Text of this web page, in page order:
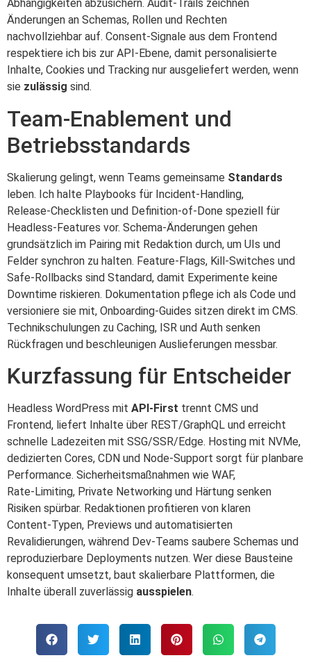
Abhängigkeiten abzusichern. Audit‑Trails zeichnen
Änderungen an Schemas, Rollen und Rechten
nachvollziehbar auf. Consent‑Signale aus dem Frontend
respektiere ich bis zur API‑Ebene, damit personalisierte
Inhalte, Cookies und Tracking nur ausgeliefert werden, wenn
sie zulässig sind.
Team‑Enablement und
Betriebsstandards
Skalierung gelingt, wenn Teams gemeinsame Standards
leben. Ich halte Playbooks für Incident‑Handling,
Release‑Checklisten und Definition‑of‑Done speziell für
Headless‑Features vor. Schema‑Änderungen gehen
grundsätzlich im Pairing mit Redaktion durch, um UIs und
Felder synchron zu halten. Feature‑Flags, Kill‑Switches und
Safe‑Rollbacks sind Standard, damit Experimente keine
Downtime riskieren. Dokumentation pflege ich als Code und
versioniere sie mit, Onboarding‑Guides sitzen direkt im CMS.
Technikschulungen zu Caching, ISR und Auth senken
Rückfragen und beschleunigen Auslieferungen messbar.
Kurzfassung für Entscheider
Headless WordPress mit API‑First trennt CMS und
Frontend, liefert Inhalte über REST/GraphQL und erreicht
schnelle Ladezeiten mit SSG/SSR/Edge. Hosting mit NVMe,
dedizierten Cores, CDN und Node‑Support sorgt für planbare
Performance. Sicherheitsmaßnahmen wie WAF,
Rate‑Limiting, Private Networking und Härtung senken
Risiken spürbar. Redaktionen profitieren von klaren
Content‑Typen, Previews und automatisierten
Revalidierungen, während Dev‑Teams saubere Schemas und
reproduzierbare Deployments nutzen. Wer diese Bausteine
konsequent umsetzt, baut skalierbare Plattformen, die
Inhalte überall zuverlässig ausspielen.